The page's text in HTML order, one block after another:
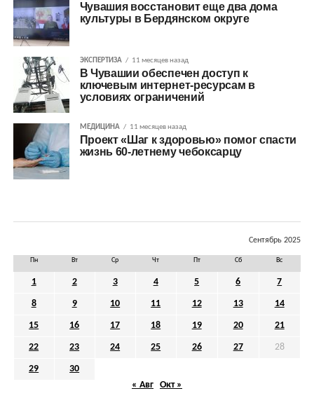
Чувашия восстановит еще два дома
культуры в Бердянском округе
ЭКСПЕРТИЗА 11 месяцев назад
В Чувашии обеспечен доступ к
ключевым интернет-ресурсам в
условиях ограничений
МЕДИЦИНА 11 месяцев назад
Проект «Шаг к здоровью» помог спасти
жизнь 60-летнему чебоксарцу
Сентябрь 2025
Пн Вт Ср Чт Пт Сб Вс
1 2 3 4 5 6 7
8 9 10 11 12 13 14
15 16 17 18 19 20 21
22 23 24 25 26 27 28
29
30
« Авг
Окт »